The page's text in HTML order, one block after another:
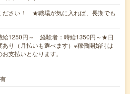
ださい！ ★職場が気に入れば、長期でも
給1250円～ 経験者：時給1350円～★日
あり（月払いも選べます）※稼働開始時は
支払いとなります。